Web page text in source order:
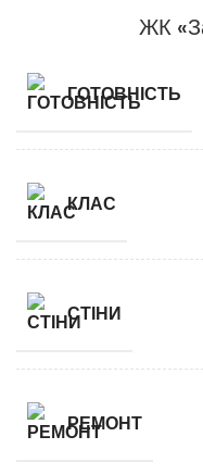
ЖК
ГОТОВНІСТЬ
КЛАС
СТІНИ
РЕМОНТ